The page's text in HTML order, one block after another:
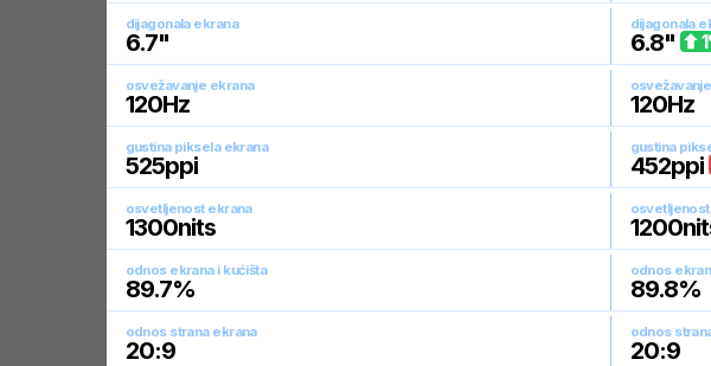
dijagonala ekrana
6.7"
dijagonala
6.8" 1
osvežavanje ekrana
120Hz 120Hz
gustina piksela ekrana
525ppi
gustina
452ppi
osvetljenost ekrana
1300nits 1200
odnos ekrana i kućišta
89.7%
odnos
89.8%
odnos strana ekrana
20:9
odnos
20:9